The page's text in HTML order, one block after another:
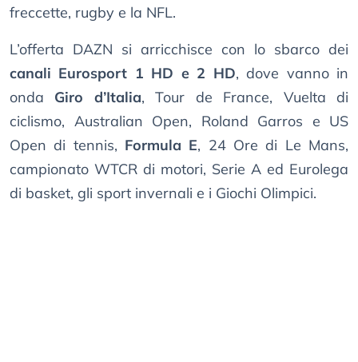
freccette, rugby e la NFL.
L’offerta DAZN si arricchisce con lo sbarco dei
canali Eurosport 1 HD e 2 HD, dove vanno in
onda Giro d’Italia, Tour de France, Vuelta di
ciclismo, Australian Open, Roland Garros e US
Open di tennis, Formula E, 24 Ore di Le Mans,
campionato WTCR di motori, Serie A ed Eurolega
di basket, gli sport invernali e i Giochi Olimpici.